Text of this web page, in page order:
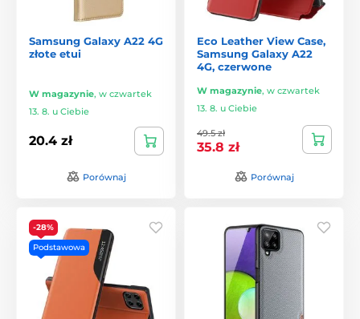
Samsung Galaxy A22 4G
złote etui
W magazynie, w czwartek
13. 8. u Ciebie
20.4 zł
Porównaj
Eco Leather View Case,
Samsung Galaxy A22
4G, czerwone
W magazynie, w czwartek
13. 8. u Ciebie
49.5 zł
35.8 zł
Porównaj
-28%
Podstawowa